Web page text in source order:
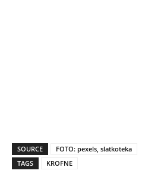
SOURCE
FOTO: pexels, slatkoteka
TAGS
KROFNE